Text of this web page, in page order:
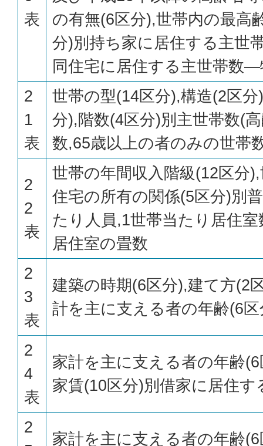
表
の有無(6区分),世帯内の最高
分)別持ち家に居住する主世
同住宅に居住する主世帯数
2
1
表
世帯の型(14区分),構造(2区
分),階数(4区分)別主世帯数(
数,65歳以上の者のみの世帯
2
2
表
世帯の年間収入階級(12区分
住宅の所有の関係(5区分)別
たり人員,1世帯当たり居住
居住室の畳数
2
3
表
建築の時期(6区分),建て方(2
計を主に支える者の年齢(6
2
4
表
家計を主に支える者の年齢
家賃(10区分)別借家に居住す
2
家計を主に支える者の年齢